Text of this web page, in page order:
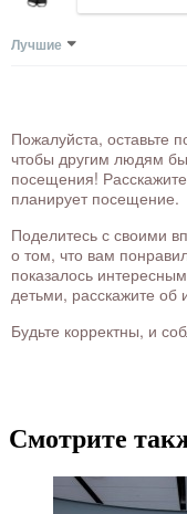
Лучшие
Пожалуйста, оставьте
чтобы другим людям
посещения! Расскажите
планирует посещение.
Поделитесь с своими
о том, что вам
показалось
детьми, расскажите об
Будьте корректны, и
Смотрите